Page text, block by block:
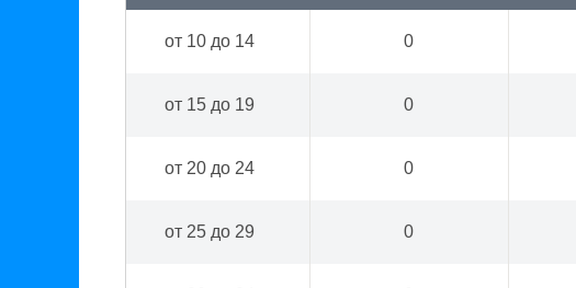
от 10 до 14 0
от 15 до 19 0
от 20 до 24 0
от 25 до 29 0